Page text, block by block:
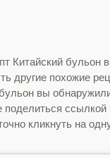
Китайский бульон
другие похожие
вы
кликнуть на